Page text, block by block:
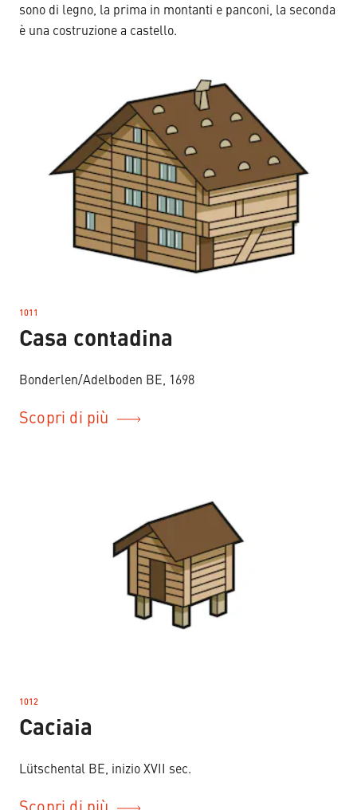
sono di legno, la prima in montanti e panconi, la seconda
è una costruzione a castello.
1011
–
Casa contadina
Bonderlen/Adelboden BE, 1698
Scopri di più
1012
–
Caciaia
Lütschental BE, inizio XVII sec.